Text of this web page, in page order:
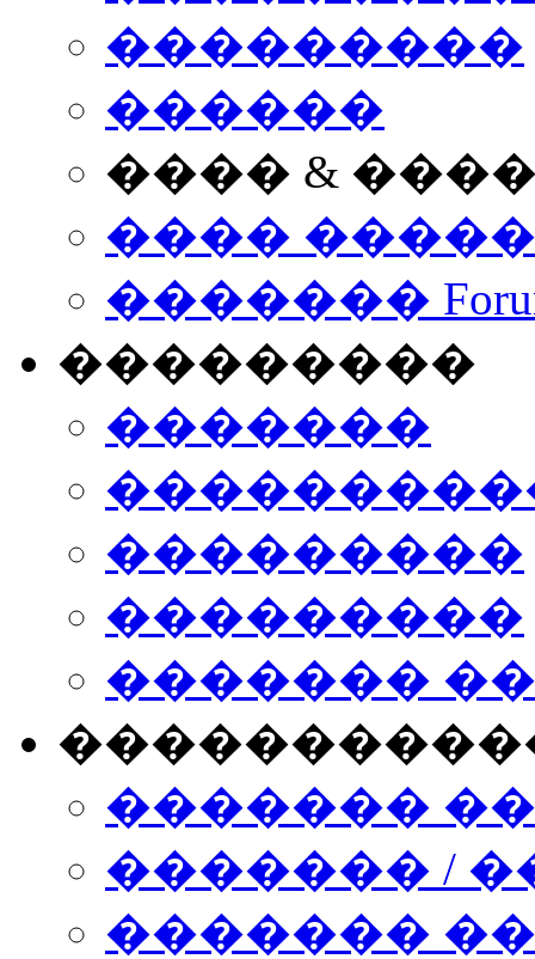
���������
������
���� &
����
�������
���������
�������
���������
���������
�������
�������
������� /
�������